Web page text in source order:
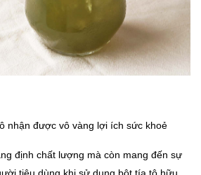
nhận được vô vàng lợi ích sức khoẻ
định chất lượng mà còn mang đến sự
tiêu dùng khi sử dụng bột tía tô hữu